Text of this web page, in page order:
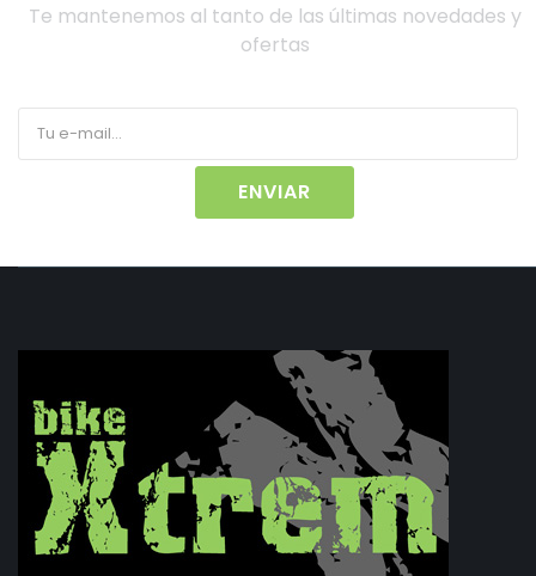
Te mantenemos al tanto de las últimas novedades y
ofertas
ENVIAR